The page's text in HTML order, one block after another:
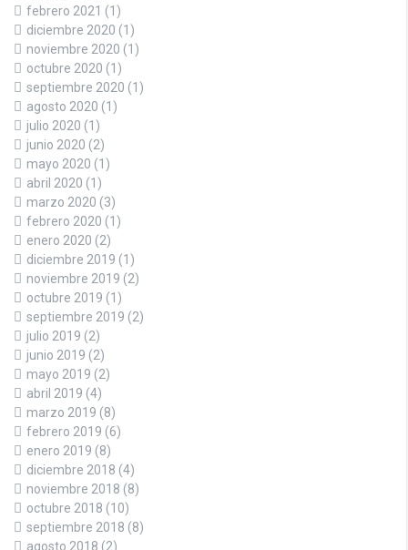
febrero 2021 (1)
diciembre 2020 (1)
noviembre 2020 (1)
octubre 2020 (1)
septiembre 2020 (1)
agosto 2020 (1)
julio 2020 (1)
junio 2020 (2)
mayo 2020 (1)
abril 2020 (1)
marzo 2020 (3)
febrero 2020 (1)
enero 2020 (2)
diciembre 2019 (1)
noviembre 2019 (2)
octubre 2019 (1)
septiembre 2019 (2)
julio 2019 (2)
junio 2019 (2)
mayo 2019 (2)
abril 2019 (4)
marzo 2019 (8)
febrero 2019 (6)
enero 2019 (8)
diciembre 2018 (4)
noviembre 2018 (8)
octubre 2018 (10)
septiembre 2018 (8)
agosto 2018 (2)